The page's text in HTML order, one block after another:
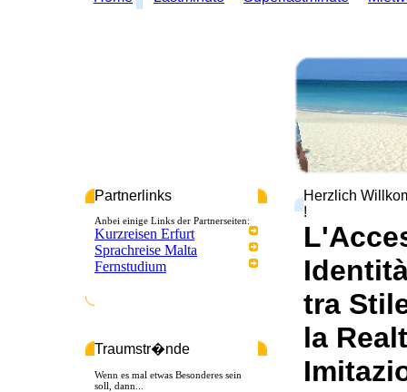
Partnerlinks
Anbei einige Links der Partnerseiten:
Kurzreisen Erfurt
Sprachreise Malta
Fernstudium
Traumstr�nde
Wenn es mal etwas Besonderes sein
soll, dann...
Herzlich
!
tra
la